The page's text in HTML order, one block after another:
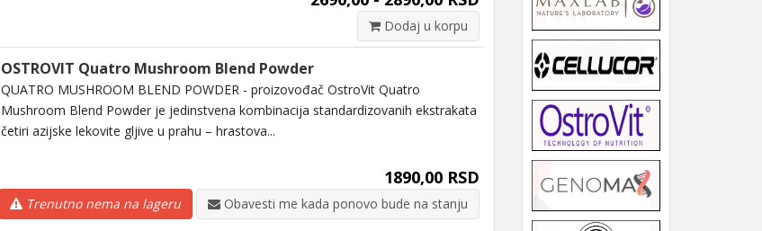
Dodaj u korpu
OSTROVIT Quatro Mushroom Blend Powder
QUATRO MUSHROOM BLEND POWDER - proizovođač OstroVit Quatro
Mushroom Blend Powder je jedinstvena kombinacija standardizovanih ekstrakata
četiri azijske lekovite gljive u prahu – hrastova...
1890,00 RSD
Trenutno nema na lageru Obavesti me kada ponovo bude na stanju